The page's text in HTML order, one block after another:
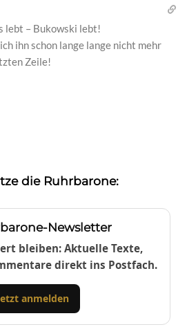
lebt – Bukowski lebt!
ihn schon lange lange nicht mehr
Zeile!
die Ruhrbarone:
Newsletter
bleiben: Aktuelle Texte,
direkt ins Postfach.
anmelden